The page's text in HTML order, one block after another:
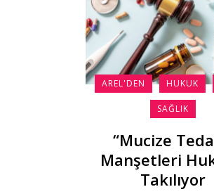
AREL'DEN HUKUK
SAĞLIK
“Mucize
Manşetleri
Takılıyor